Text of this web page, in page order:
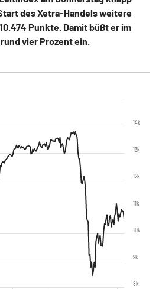
des Xetra-Handels weitere
Punkte. Damit büßt er im
vier Prozent ein.
8k
9k
10k
11k
12k
13k
14k